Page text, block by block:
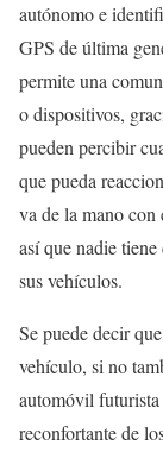
autónomo e
GPS de última
permite una
o dispositivos,
pueden percibir
que pueda
va de la mano
así que nadie
sus vehículos.
Se puede decir
vehículo, si no
automóvil futurista
reconfortante de